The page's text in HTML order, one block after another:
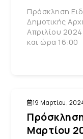
Πρόσκληση
Δημοτικής
Απριλίου
και ώρα 16:00
19 Μαρτίου,
Μαρτίου